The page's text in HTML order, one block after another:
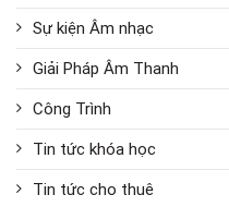
Sự kiện Âm nhạc
Giải Pháp Âm Thanh
Công Trình
Tin tức khóa học
Tin tức cho thuê